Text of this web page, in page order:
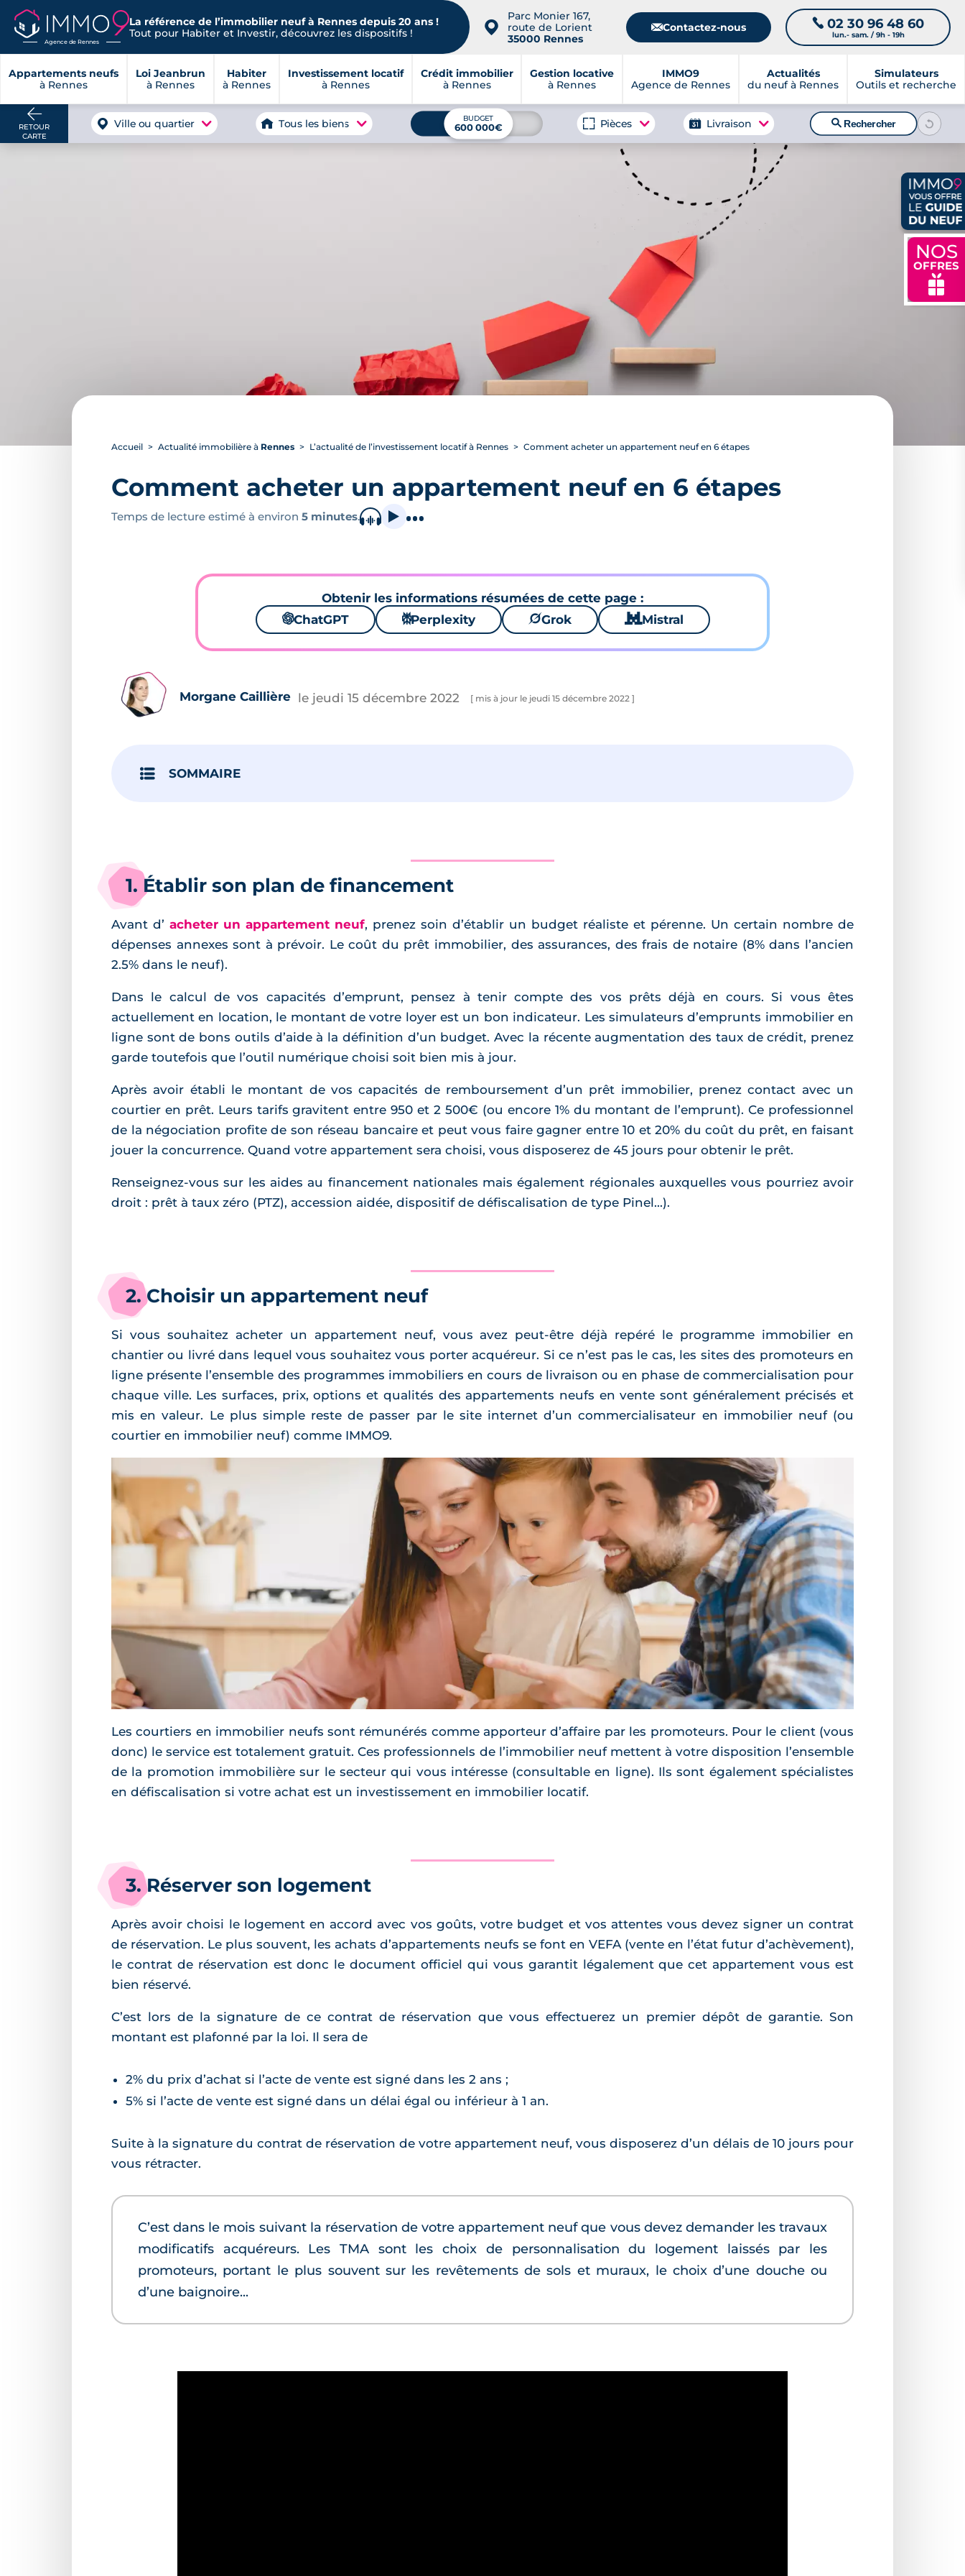
Agence de Rennes
La référence de l’immobilier neuf à Rennes depuis 20 ans !
Tout pour Habiter et Investir, découvrez les dispositifs !
📍
Parc Monier 167,
route de Lorient
35000 Rennes
📧Contactez-nous 📞 02 30 96 48 60
lun.- sam. / 9h - 19h
Appartements neufs
à Rennes
Loi Jeanbrun
à Rennes
Habiter
à Rennes
Investissement locatif
à Rennes
Crédit immobilier
à Rennes
Gestion locative
à Rennes
IMMO9
Agence de Rennes
Actualités
du neuf à Rennes
Simulateurs
Outils et recherche
NOS
OFFRES
🎁
RETOUR
CARTE
Ville ou quartier Tous les biens BUDGET
600 000€ Pièces Livraison 🔍Rechercher
Accueil Actualité immobilière à Rennes L’actualité de l’investissement locatif à Rennes Comment acheter un appartement neuf en 6 étapes
Comment acheter un appartement neuf en 6 étapes
Temps de lecture estimé à environ 5 minutes.
Obtenir les informations résumées de cette page :
🌌ChatGPT ⚙Perplexity 🪐Grok 🐱 Mistral
Morgane Caillière le jeudi 15 décembre 2022 [ mis à jour le jeudi 15 décembre 2022 ]
SOMMAIRE
1. Établir son plan de financement
Avant d’ acheter un appartement neuf, prenez soin d’établir un budget réaliste et pérenne. Un certain nombre de
dépenses annexes sont à prévoir. Le coût du prêt immobilier, des assurances, des frais de notaire (8% dans l’ancien
2.5% dans le neuf).
Dans le calcul de vos capacités d’emprunt, pensez à tenir compte des vos prêts déjà en cours. Si vous êtes
actuellement en location, le montant de votre loyer est un bon indicateur. Les simulateurs d’emprunts immobilier en
ligne sont de bons outils d’aide à la définition d’un budget. Avec la récente augmentation des taux de crédit, prenez
garde toutefois que l’outil numérique choisi soit bien mis à jour.
Après avoir établi le montant de vos capacités de remboursement d’un prêt immobilier, prenez contact avec un
courtier en prêt. Leurs tarifs gravitent entre 950 et 2 500€ (ou encore 1% du montant de l’emprunt). Ce professionnel
de la négociation profite de son réseau bancaire et peut vous faire gagner entre 10 et 20% du coût du prêt, en faisant
jouer la concurrence. Quand votre appartement sera choisi, vous disposerez de 45 jours pour obtenir le prêt.
Renseignez-vous sur les aides au financement nationales mais également régionales auxquelles vous pourriez avoir
droit : prêt à taux zéro (PTZ), accession aidée, dispositif de défiscalisation de type Pinel...).
2. Choisir un appartement neuf
Si vous souhaitez acheter un appartement neuf, vous avez peut-être déjà repéré le programme immobilier en
chantier ou livré dans lequel vous souhaitez vous porter acquéreur. Si ce n’est pas le cas, les sites des promoteurs en
ligne présente l’ensemble des programmes immobiliers en cours de livraison ou en phase de commercialisation pour
chaque ville. Les surfaces, prix, options et qualités des appartements neufs en vente sont généralement précisés et
mis en valeur. Le plus simple reste de passer par le site internet d’un commercialisateur en immobilier neuf (ou
courtier en immobilier neuf) comme IMMO9.
Les courtiers en immobilier neufs sont rémunérés comme apporteur d’affaire par les promoteurs. Pour le client (vous
donc) le service est totalement gratuit. Ces professionnels de l’immobilier neuf mettent à votre disposition l’ensemble
de la promotion immobilière sur le secteur qui vous intéresse (consultable en ligne). Ils sont également spécialistes
en défiscalisation si votre achat est un investissement en immobilier locatif.
3. Réserver son logement
Après avoir choisi le logement en accord avec vos goûts, votre budget et vos attentes vous devez signer un contrat
de réservation. Le plus souvent, les achats d’appartements neufs se font en VEFA (vente en l’état futur d’achèvement),
le contrat de réservation est donc le document officiel qui vous garantit légalement que cet appartement vous est
bien réservé.
C’est lors de la signature de ce contrat de réservation que vous effectuerez un premier dépôt de garantie. Son
montant est plafonné par la loi. Il sera de
2% du prix d’achat si l’acte de vente est signé dans les 2 ans ;
5% si l’acte de vente est signé dans un délai égal ou inférieur à 1 an.
Suite à la signature du contrat de réservation de votre appartement neuf, vous disposerez d’un délais de 10 jours pour
vous rétracter.
C’est dans le mois suivant la réservation de votre appartement neuf que vous devez demander les travaux
modificatifs acquéreurs. Les TMA sont les choix de personnalisation du logement laissés par les
promoteurs, portant le plus souvent sur les revêtements de sols et muraux, le choix d’une douche ou
d’une baignoire...